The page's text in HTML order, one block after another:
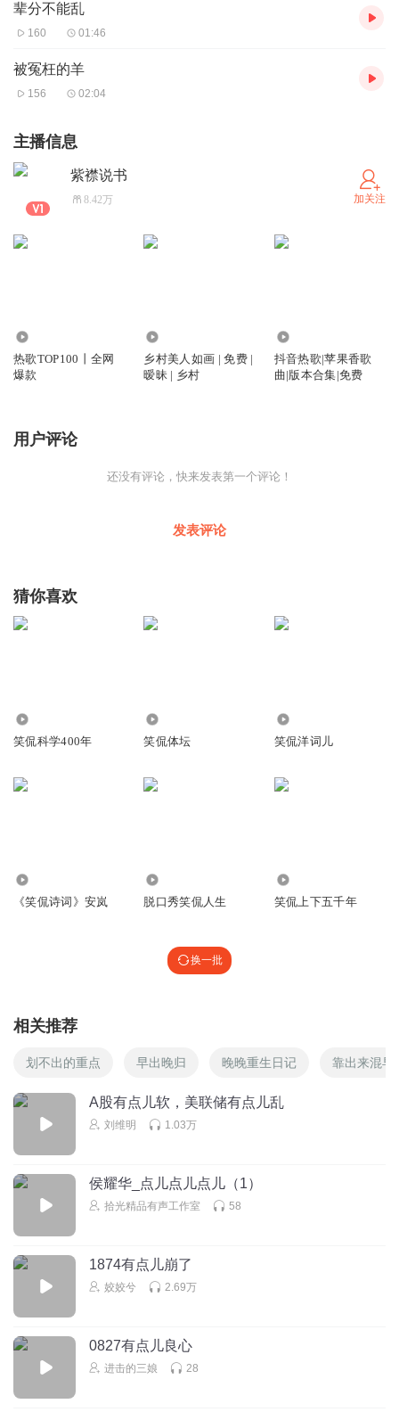
辈分不能乱
160 01:46
被冤枉的羊
156 02:04
主播信息
紫襟说书
8.42万 加关注
热歌TOP100丨全网
爆款
乡村美人如画 | 免费 |
暧昧 | 乡村
抖音热歌|苹果香歌
曲|版本合集|免费
用户评论
还没有评论，快来发表第一个评论！
发表评论
猜你喜欢
笑侃科学400年 笑侃体坛 笑侃洋词儿
《笑侃诗词》安岚 脱口秀笑侃人生 笑侃上下五千年
换一批
相关推荐
划不出的重点 早出晚归 晚晚重生日记 靠出来混早
A股有点儿软，美联储有点儿乱
刘维明 1.03万
侯耀华_点儿点儿点儿（1）
拾光精品有声工作室 58
1874有点儿崩了
姣姣兮 2.69万
0827有点儿良心
进击的三娘 28